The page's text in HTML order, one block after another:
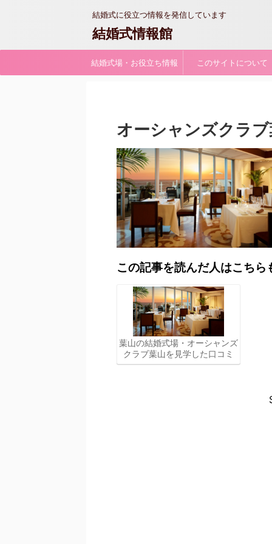
結婚式に役立つ情報を発信しています
結婚式情報館
結婚式場・お役立ち情報 このサイトについて
オーシャンズクラブ
この記事を読んだ人はこちら
葉山の結婚式場・オーシャンズ
クラブ葉山を見学した口コミ